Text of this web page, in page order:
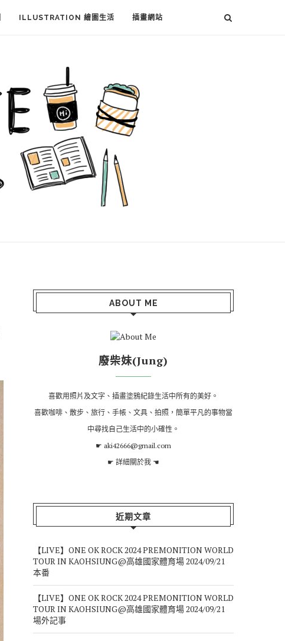
ILLUSTRATION 繪圖生活 插畫網站
ABOUT ME
廢柴妹(Jung)
喜歡用照片及文字、插畫塗鴉紀錄生活中所有的美好。
喜歡咖啡、散步、旅行、手帳、文具、拍照，簡單平凡的事物當
中尋找自己生活中的小確性。
☛ aki42666@gmail.com
☛ 詳細關於我 ☚
近期文章
【LIVE】ONE OK ROCK 2024 PREMONITION WORLD
TOUR IN KAOHSIUNG@高雄國家體育場 2024/09/21
本番
【LIVE】ONE OK ROCK 2024 PREMONITION WORLD
TOUR IN KAOHSIUNG@高雄國家體育場 2024/09/21
場外記事